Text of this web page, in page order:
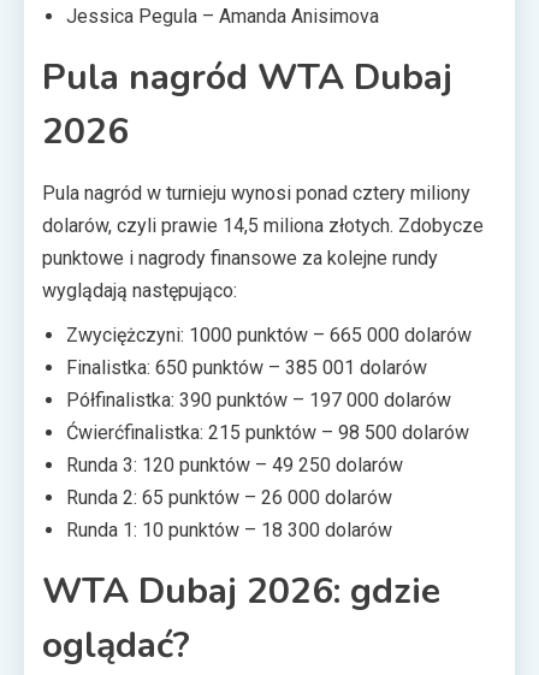
Jessica Pegula – Amanda Anisimova
Pula nagród WTA Dubaj
2026
Pula nagród w turnieju wynosi ponad cztery miliony
dolarów, czyli prawie 14,5 miliona złotych. Zdobycze
punktowe i nagrody finansowe za kolejne rundy
wyglądają następująco:
Zwyciężczyni: 1000 punktów – 665 000 dolarów
Finalistka: 650 punktów – 385 001 dolarów
Półfinalistka: 390 punktów – 197 000 dolarów
Ćwierćfinalistka: 215 punktów – 98 500 dolarów
Runda 3: 120 punktów – 49 250 dolarów
Runda 2: 65 punktów – 26 000 dolarów
Runda 1: 10 punktów – 18 300 dolarów
WTA Dubaj 2026: gdzie
oglądać?